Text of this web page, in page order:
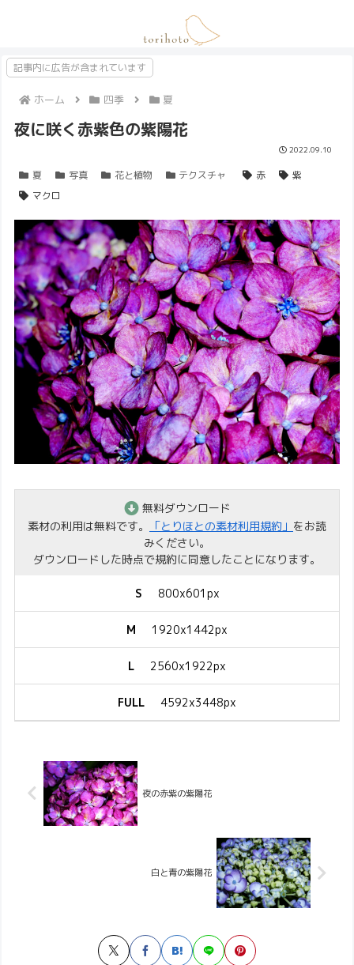
記事内に広告が含まれています
ホーム 四季 夏
夜に咲く赤紫色の紫陽花
2022.09.10
夏 写真 花と植物 テクスチャ 赤
紫
マクロ
無料ダウンロード
素材の利用は無料です。
「とりほとの素材利用規約」 をお読
みください。
ダウンロードした時点で規約に同意したことになります。
S 800x601px
M 1920x1442px
L 2560x1922px
FULL 4592x3448px
夜の赤紫の紫陽花
白と青の紫陽花